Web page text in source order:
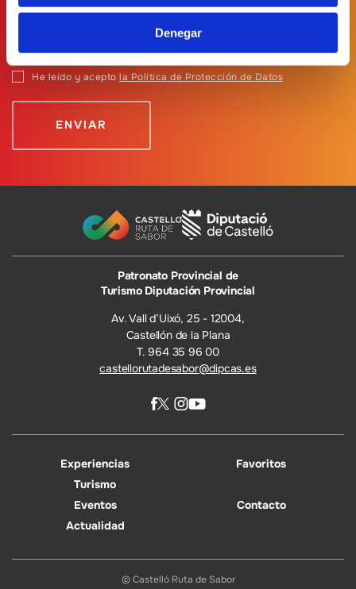
Denegar
He leído y acepto la Política de Protección de Datos
Patronato Provincial de
Turismo Diputación Provincial
Av. Vall d’Uixó, 25 - 12004,
Castellón de la Plana
T. 964 35 96 00
castellorutadesabor@dipcas.es
Experiencias
Turismo
Eventos
Actualidad
Favoritos
Contacto
© Castelló Ruta de Sabor